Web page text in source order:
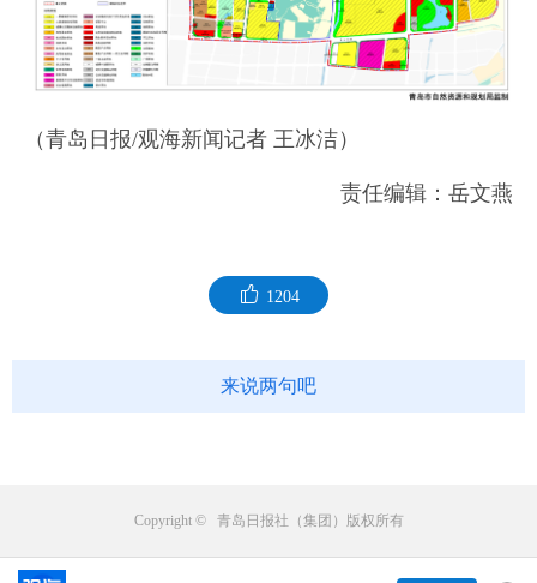
（青岛日报/观海新闻记者 王冰洁）
责任编辑：岳文燕
1204
来说两句吧
Copyright © 青岛日报社（集团）版权所有